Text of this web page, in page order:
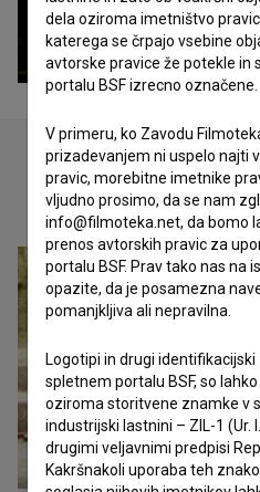
dela oziroma imetništvo
katerega se črpajo vsebine
avtorske pravice že potekle in
portalu BSF izrecno označene.
V primeru, ko Zavodu
prizadevanjem ni uspelo najti
pravic, morebitne imetnike
vljudno prosimo, da se nam
info@filmoteka.net, da bomo
prenos avtorskih pravic za
portalu BSF. Prav tako nas na
opazite, da je posamezna
pomanjkljiva ali nepravilna.
Logotipi in drugi
spletnem portalu BSF, so
oziroma storitvene znamke v
industrijski lastnini – ZIL-1 (Ur.
drugimi veljavnimi predpisi
Kakršnakoli uporaba teh